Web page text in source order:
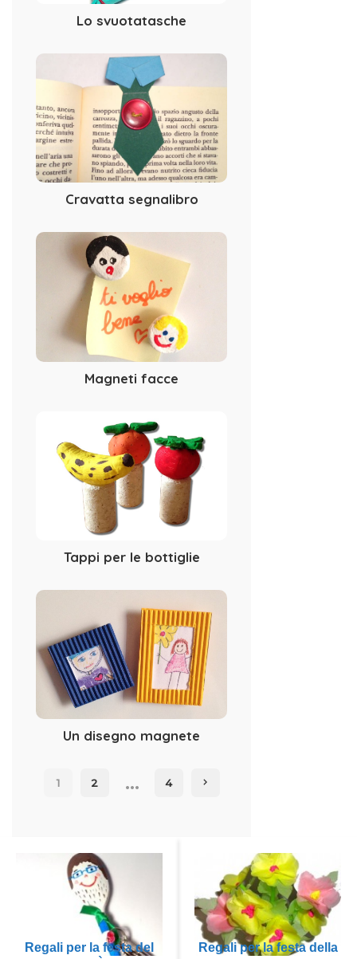
Lo svuotatasche
Cravatta segnalibro
Magneti facce
Tappi per le bottiglie
Un disegno magnete
1 2 … 4
Regali per la festa del
Regali per la festa della